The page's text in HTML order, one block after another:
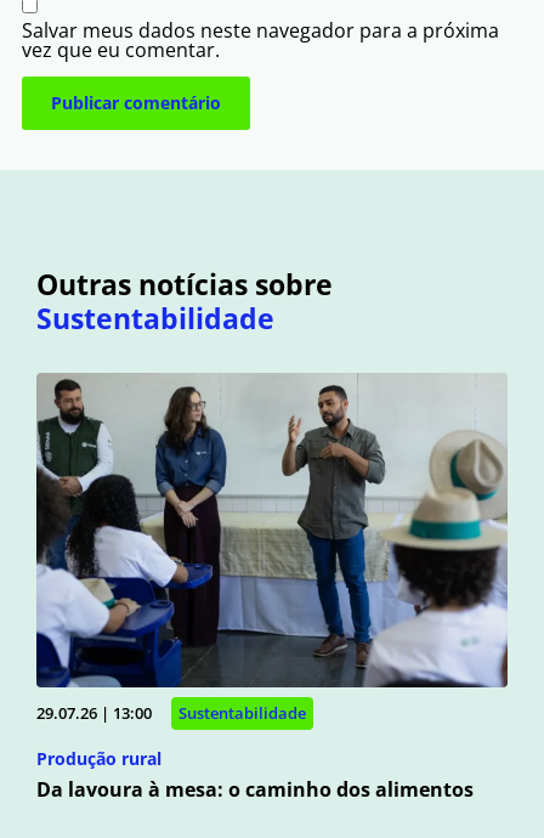
Salvar meus dados neste navegador para a próxima
vez que eu comentar.
Outras notícias sobre
Sustentabilidade
29.07.26 | 13:00 Sustentabilidade
Produção rural
Da lavoura à mesa: o caminho dos alimentos